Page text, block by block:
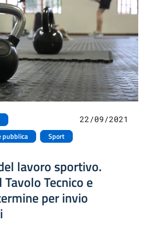
pubblica
Sport
22/09/2021
lavoro sportivo.
Tecnico e
per invio